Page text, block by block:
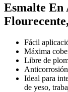
Esmalte En
Fácil
Máxima
Libre de
Anticorrosión
Ideal para
de yeso,